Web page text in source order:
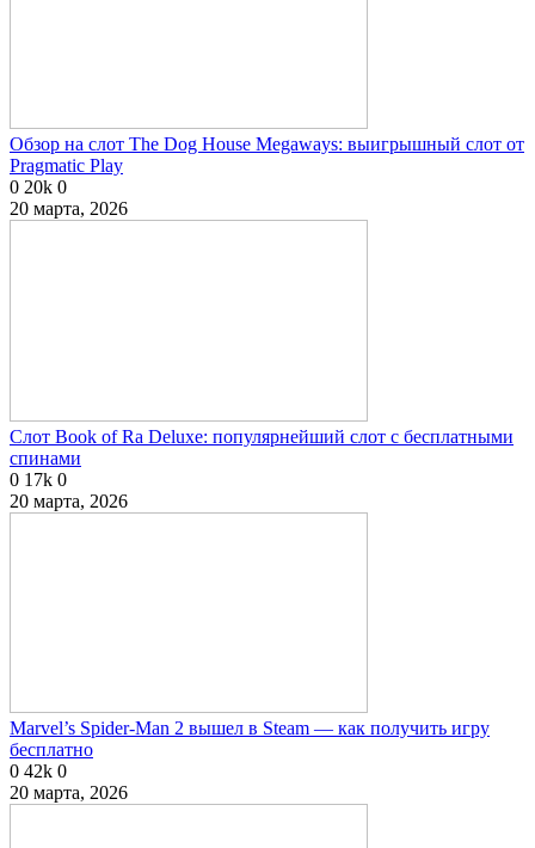
Обзор на слот The Dog House Megaways: выигрышный слот от
Pragmatic Play
0 20k 0
20 марта, 2026
Слот Book of Ra Deluxe: популярнейший слот с бесплатными
спинами
0 17k 0
20 марта, 2026
Marvel’s Spider-Man 2 вышел в Steam — как получить игру
бесплатно
0 42k 0
20 марта, 2026